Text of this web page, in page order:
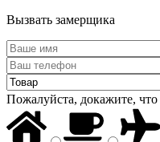
Вызвать замерщика
Пожалуйста, докажите,